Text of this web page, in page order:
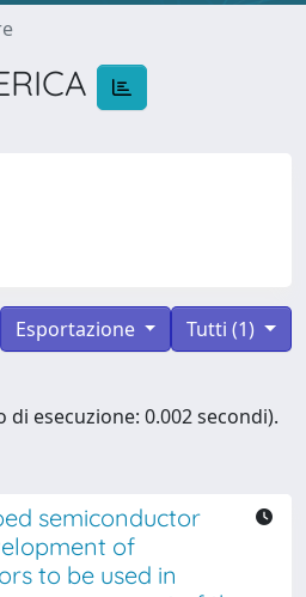
Tutti (1)
Esportazione
di esecuzione: 0.002 secondi).
semiconductor
of
to be used in